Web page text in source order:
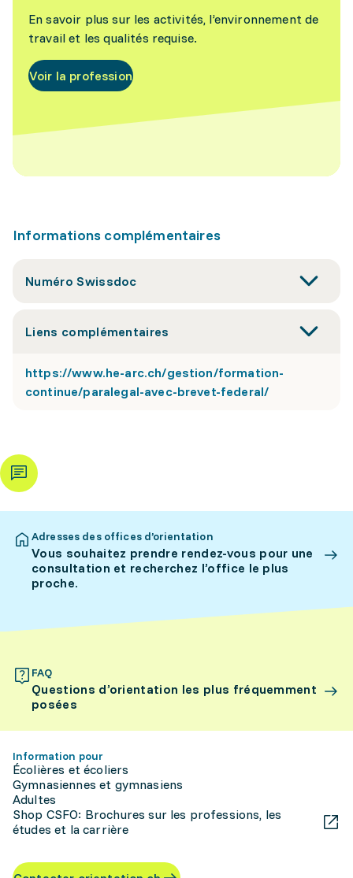
En savoir plus sur les activités, l’environnement de
travail et les qualités requise.
Voir la profession
Informations complémentaires
Numéro Swissdoc
Liens complémentaires
https://www.he-arc.ch/gestion/formation-
continue/paralegal-avec-brevet-federal/
Adresses des offices d’orientation
Vous souhaitez prendre rendez-vous pour une
consultation et recherchez l’office le plus
proche.
FAQ
Questions d’orientation les plus fréquemment
posées
Information pour
Écolières et écoliers
Gymnasiennes et gymnasiens
Adultes
Shop CSFO: Brochures sur les professions, les
études et la carrière